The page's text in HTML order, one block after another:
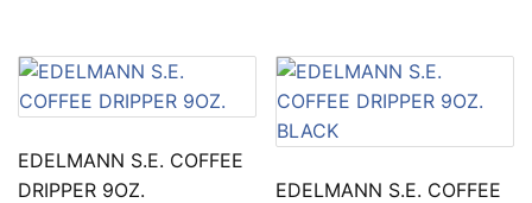
EDELMANN S.E. COFFEE
DRIPPER 9OZ.
EDELMANN S.E. COFFEE